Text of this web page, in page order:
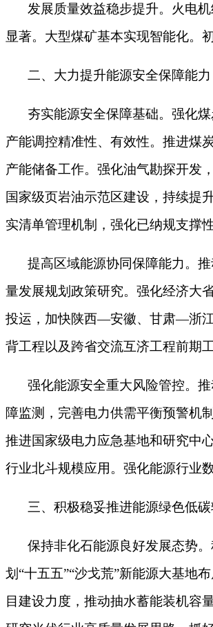
发展质量效益稳步提升。火电
显著。大型煤矿基本实现智能化。
二、大力提升能源安全保障能力
夯实能源安全保障基础。强化
产能调控精准性、有效性。推进煤
产能储备工作。强化油气勘探开发
国家级页岩油示范区建设，持续提
实清单管理机制，强化已纳规支撑
提高区域能源协同保障能力。
量发展规划政策研究。强化经济大
投运，加快陕西—安徽、甘肃—浙
背工程以及跨省交流互济工程前期
强化能源安全重大风险管控。
障监测，完善电力供需平衡预警机制
推进国家级电力应急基地和研究中
行业北斗规模应用。强化能源行业
三、积极稳妥推进能源绿色低碳
保持非化石能源良好发展态势
划“十五五”“沙戈荒”新能源大基地
目建设力度，推动抽水蓄能装机容